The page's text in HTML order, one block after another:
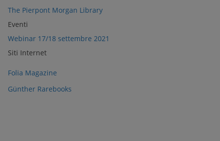
The Pierpont Morgan Library
Eventi
Webinar 17/18 settembre 2021
Siti Internet
Folia Magazine
Günther Rarebooks